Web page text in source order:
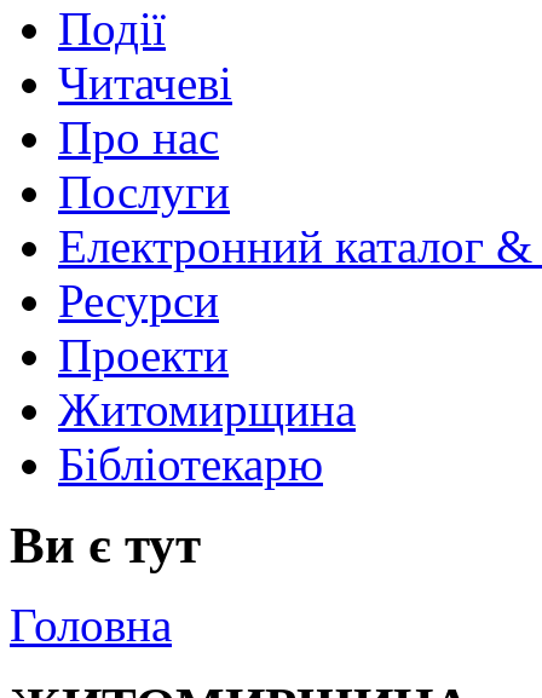
Події
Читачеві
Про нас
Послуги
Електронний каталог
Ресурси
Проекти
Житомирщина
Бібліотекарю
Ви є тут
Головна